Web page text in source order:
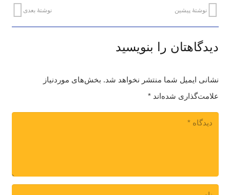
نوشتهٔ بعدی نوشتهٔ پیشین
دیدگاهتان را بنویسید
نشانی ایمیل شما منتشر نخواهد شد. بخش‌های موردنیاز
علامت‌گذاری شده‌اند*